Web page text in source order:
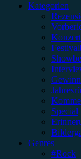
Kategorien
Special
Genres
#Rock